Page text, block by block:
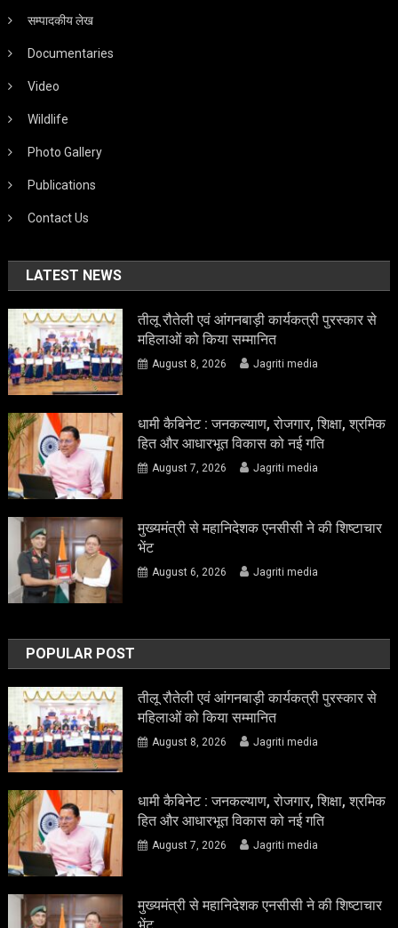
सम्पादकीय लेख
Documentaries
Video
Wildlife
Photo Gallery
Publications
Contact Us
LATEST NEWS
तीलू रौतेली एवं आंगनबाड़ी कार्यकत्री पुरस्कार से
महिलाओं को किया सम्मानित
August 8, 2026 Jagriti media
धामी कैबिनेट : जनकल्याण, रोजगार, शिक्षा, श्रमिक
हित और आधारभूत विकास को नई गति
August 7, 2026 Jagriti media
मुख्यमंत्री से महानिदेशक एनसीसी ने की शिष्टाचार
भेंट
August 6, 2026 Jagriti media
POPULAR POST
तीलू रौतेली एवं आंगनबाड़ी कार्यकत्री पुरस्कार से
महिलाओं को किया सम्मानित
August 8, 2026 Jagriti media
धामी कैबिनेट : जनकल्याण, रोजगार, शिक्षा, श्रमिक
हित और आधारभूत विकास को नई गति
August 7, 2026 Jagriti media
मुख्यमंत्री से महानिदेशक एनसीसी ने की शिष्टाचार